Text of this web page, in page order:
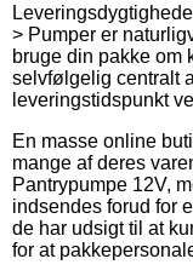
> Pumper er
bruge din pakke om
selvfølgelig centralt
leveringstidspunkt
En masse online
mange af deres
Pantrypumpe 12V,
indsendes forud for
de har udsigt til at
for at